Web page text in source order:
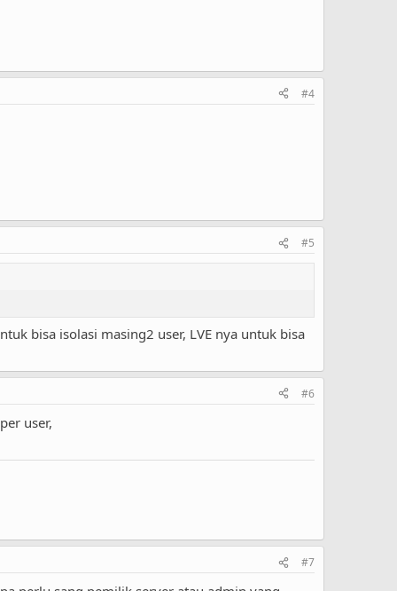
#4
#5
bisa isolasi masing2 user, LVE nya untuk bisa
#6
user,
#7